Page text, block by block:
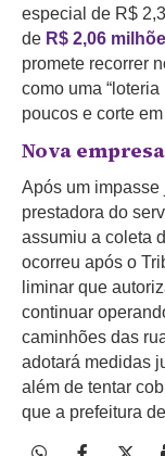
especial de R$
de R$ 2,06
promete recorrer
como uma
poucos e corte
Nova
Após um
prestadora do
assumiu a coleta
ocorreu após o
liminar que
continuar
caminhões das
adotará medidas
além de tentar
que a prefeitura